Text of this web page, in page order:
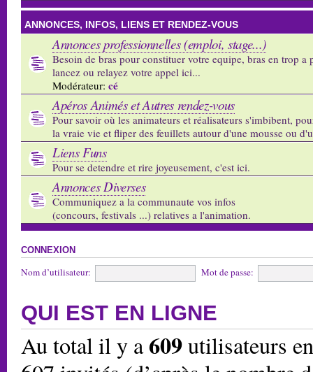
ANNONCES, INFOS, LIENS ET RENDEZ-VOUS
Annonces professionnelles (emploi, stage...)
Besoin de bras pour constituer votre equipe, bras en trop a
lancez ou relayez votre appel ici...
Modérateur: cé
Apéros Animés et Autres rendez-vous
Pour savoir où les animateurs et réalisateurs s'imbibent,
la vraie vie et fliper des feuillets autour d'une mousse ou
Liens Funs
Pour se detendre et rire joyeusement, c'est ici.
Annonces Diverses
Communiquez a la communaute vos infos
(concours, festivals ...) relatives a l'animation.
CONNEXION
Nom d’utilisateur: Mot de passe:
QUI EST EN LIGNE
Au total il y a609utilisateurs